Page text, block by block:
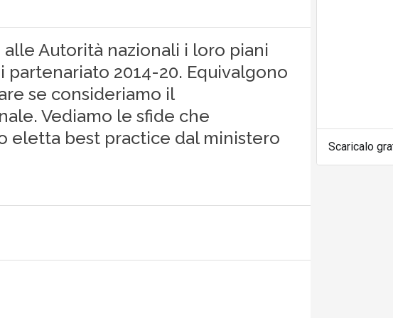
Autorità nazionali i loro piani
partenariato 2014-20. Equivalgono
se consideriamo il
Vediamo le sfide che
eletta best practice dal ministero
Scaricalo